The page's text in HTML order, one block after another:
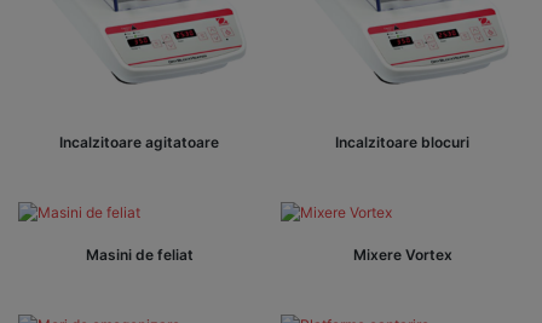
Incalzitoare agitatoare Incalzitoare blocuri
Masini de feliat Mixere Vortex